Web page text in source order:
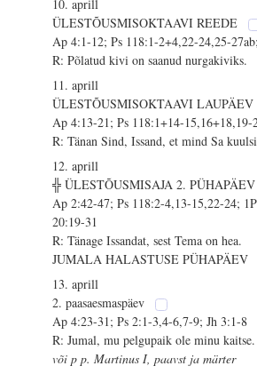
10. aprill
ÜLESTÕUSMISOKTAAVI REEDE
Ap 4:1-12; Ps 118:1-2+4,22-24,25-
R: Põlatud kivi on saanud nurgakiviks.
11. aprill
ÜLESTÕUSMISOKTAAVI LAUPÄEV
Ap 4:13-21; Ps 118:1+14-
R: Tänan Sind, Issand, et mind Sa
12. aprill
╬ ÜLESTÕUSMISAJA 2.
Ap 2:42-47; Ps 118:2-4,13-15,22-24;
20:19-31
R: Tänage Issandat, sest Tema on hea.
JUMALA HALASTUSE PÜHAPÄEV
13. aprill
2. paasaesmaspäev
Ap 4:23-31; Ps 2:1-3,4-6,7-9; Jh 3:1-8
R: Jumal, mu pelgupaik ole minu kaitse.
või p p. Martinus I, paavst ja märter